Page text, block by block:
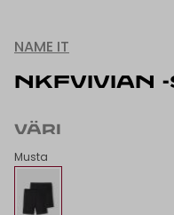
NAME IT
NKFVIVIAN -
VÄRI
Musta